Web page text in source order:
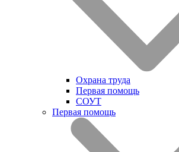
Охрана труда
Первая помощь
СОУТ
Первая помощь